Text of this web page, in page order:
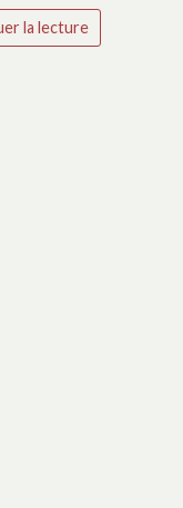
la lecture